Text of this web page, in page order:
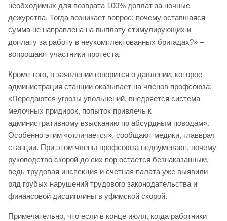
необходимых для возврата 100% доплат за ночные
дежурства. Тогда возникает вопрос: почему оставшаяся
сумма не направлена на выплату стимулирующих и
доплату за работу в неукомплектованных бригадах?» –
вопрошают участники протеста.
Кроме того, в заявлении говорится о давлении, которое
администрация станции оказывает на членов профсоюза:
«Передаются угрозы увольнений, внедряется система
мелочных придирок, попыток привлечь к
административному взысканию по абсурдным поводам».
Особенно этим «отличается», сообщают медики, главврач
станции. При этом члены профсоюза недоумевают, почему
руководство скорой до сих пор остается безнаказанным,
ведь трудовая инспекция и счетная палата уже выявили
ряд грубых нарушений трудового законодательства и
финансовой дисциплины в уфимской скорой.
Примечательно, что если в конце июля, когда работники